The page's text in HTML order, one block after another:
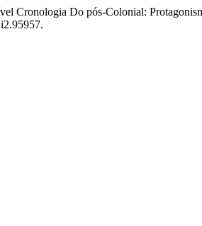
Cronologia Do pós-Colonial: